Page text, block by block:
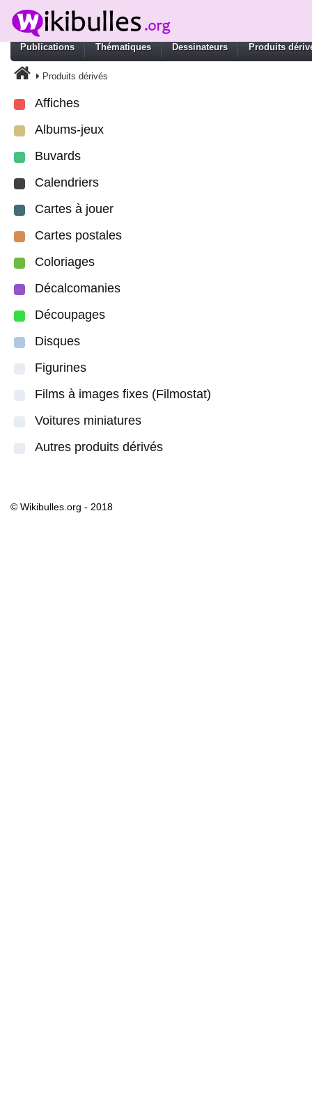
Publications Thématiques Dessinateurs Produits
Produits dérivés
Affiches
Albums-jeux
Buvards
Calendriers
Cartes à jouer
Cartes postales
Coloriages
Décalcomanies
Découpages
Disques
Figurines
Films à images fixes (Filmostat)
Voitures miniatures
Autres produits dérivés
© Wikibulles.org - 2018